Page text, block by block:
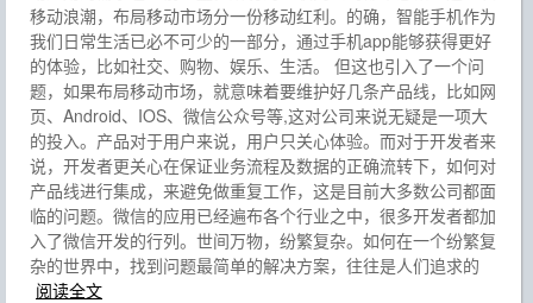
移动浪潮，布局移动市场分一份移动红利。的确，智能手机作为
我们日常生活已必不可少的一部分，通过手机app能够获得更好
的体验，比如社交、购物、娱乐、生活。 但这也引入了一个问
题，如果布局移动市场，就意味着要维护好几条产品线，比如网
页、Android、IOS、微信公众号等,这对公司来说无疑是一项大
的投入。产品对于用户来说，用户只关心体验。而对于开发者来
说，开发者更关心在保证业务流程及数据的正确流转下，如何对
产品线进行集成，来避免做重复工作，这是目前大多数公司都面
临的问题。微信的应用已经遍布各个行业之中，很多开发者都加
入了微信开发的行列。世间万物，纷繁复杂。如何在一个纷繁复
杂的世界中，找到问题最简单的解决方案，往往是人们追求的
阅读全文